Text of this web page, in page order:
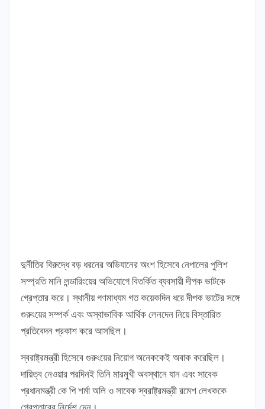
দুর্নীতির বিরুদ্ধে বড় ধরনের অভিযানের অংশ হিসেবে নেপালের পুলিশ
সম্প্রতি মানি লন্ডারিংয়ের অভিযোগে বিতর্কিত ব্যবসায়ী দীপক ভাটকে
গ্রেপ্তার করে। স্থানীয় গণমাধ্যম গত কয়েকদিন ধরে দীপক ভাটের সঙ্গে
গুরুংয়ের সম্পর্ক এবং অস্বাভাবিক আর্থিক লেনদেন নিয়ে বিস্তারিত
প্রতিবেদন প্রকাশ করে আসছিল।
স্বরাষ্ট্রমন্ত্রী হিসেবে গুরুংয়ের নিয়োগ অনেককেই অবাক করেছিল।
দায়িত্ব নেওয়ার পরদিনই তিনি মারমুখী অবস্থানে যান এবং সাবেক
প্রধানমন্ত্রী কে পি শর্মা অলি ও সাবেক স্বরাষ্ট্রমন্ত্রী রমেশ লেখককে